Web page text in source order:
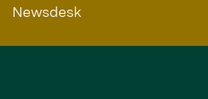
Newsdesk